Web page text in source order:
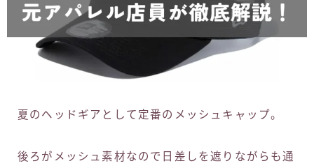
バッグ ジュエリー
夏のヘッドギアとして定番のメッシュキャップ。
後ろがメッシュ素材なので日差しを遮りながらも通